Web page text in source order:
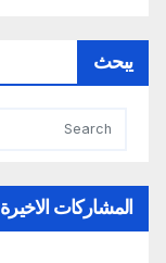
يبحث
المشاركات الاخيرة